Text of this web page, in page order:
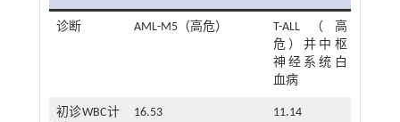
诊断 AML-M5（高危）
T-ALL（高
危）并中枢
神经系统白
血病
初诊WBC计
16.53 11.14